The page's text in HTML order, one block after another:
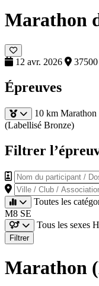
Marathon
12 avr. 2026
Épreuves
10 km
(Labellisé Bronze)
Filtrer
Nom du participant /
Ville / Club / Association
Toutes les
M8 SE
Tous les sexes
Filtrer
Marathon